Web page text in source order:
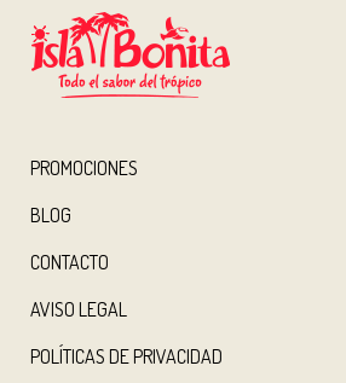
PROMOCIONES
BLOG
CONTACTO
AVISO LEGAL
POLÍTICAS DE PRIVACIDAD